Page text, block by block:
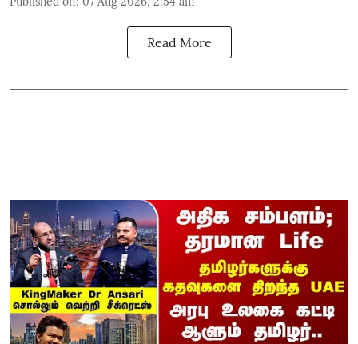
Read More